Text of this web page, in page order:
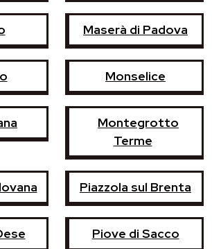
Maserà di Padova
Monselice
Montegrotto
Terme
Piazzola sul Brenta
Piove di Sacco